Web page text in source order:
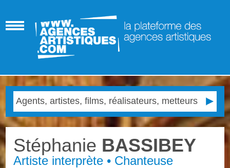
Stéphanie BASSIBEY
Artiste interprète • Chanteuse